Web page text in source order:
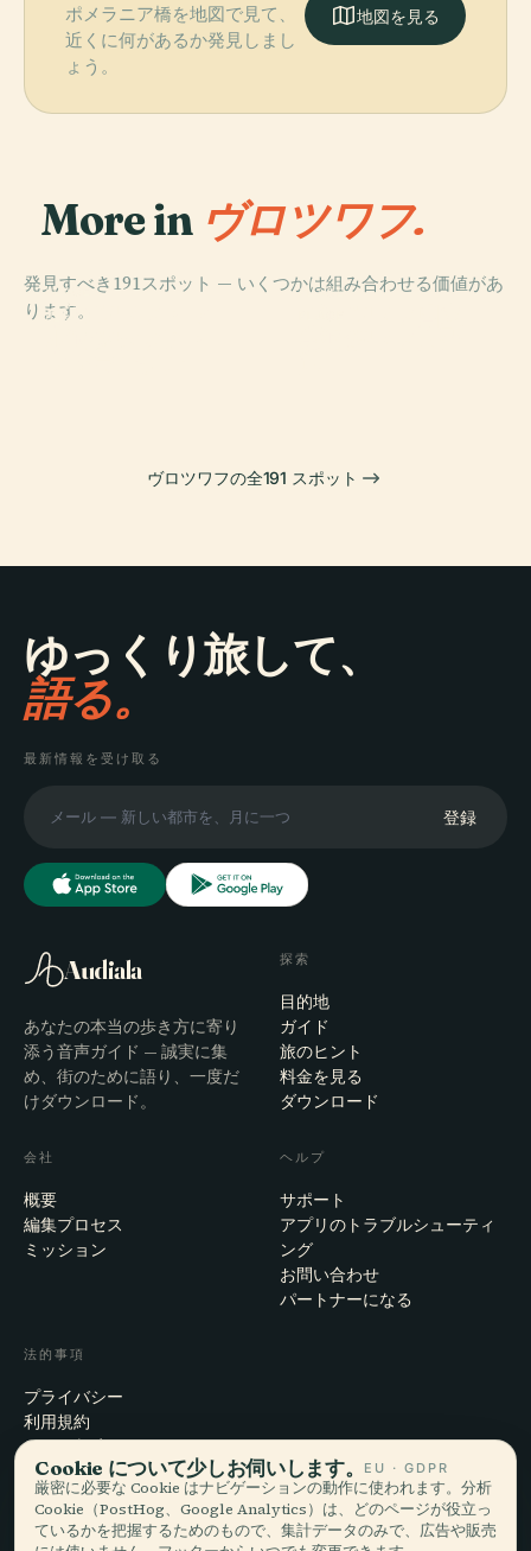
ポメラニア橋を地図で見て、
近くに何があるか発見しまし
ょう。
地図を見る
More in ヴロツワフ.
発見すべき191スポット — いくつかは組み合わせる価値があ
ります。
PLACE
PLACE
PLACE
ヴロツワフ・マ
ヴロツワフの全191 スポット
ゆっくり旅して、
語る。
最新情報を受け取る
登録
Audiala
あなたの本当の歩き方に寄り
添う音声ガイド — 誠実に集
め、街のために語り、一度だ
けダウンロード。
探索
目的地
ガイド
旅のヒント
料金を見る
ダウンロード
会社
概要
編集プロセス
ミッション
ヘルプ
サポート
アプリのトラブルシューティ
ング
お問い合わせ
パートナーになる
法的事項
プライバシー
利用規約
Cookie設定
アカウント削除
Cookie について少しお伺いします。 EU · GDPR
厳密に必要な Cookie はナビゲーションの動作に使われます。分析
Cookie（PostHog、Google Analytics）は、どのページが役立っ
ているかを把握するためのもので、集計データのみで、広告や販売